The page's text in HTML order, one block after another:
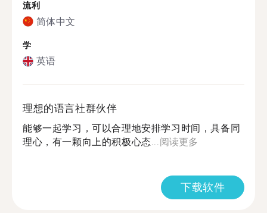
流利
简体中文
学
英语
理想的语言社群伙伴
能够一起学习，可以合理地安排学习时间，具备同
理心，有一颗向上的积极心态...阅读更多
下载软件